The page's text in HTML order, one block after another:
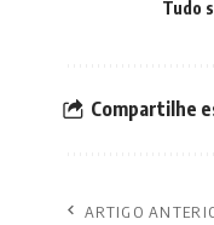
Tudo
Compartilhe
ARTIGO